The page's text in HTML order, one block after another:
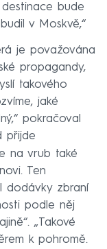
bude
v Moskvě,“
je považována
propagandy,
takového
jaké
pokračoval
přijde
na vrub také
Ten
dodávky zbraní
podle něj
„Takové
k pohromě.